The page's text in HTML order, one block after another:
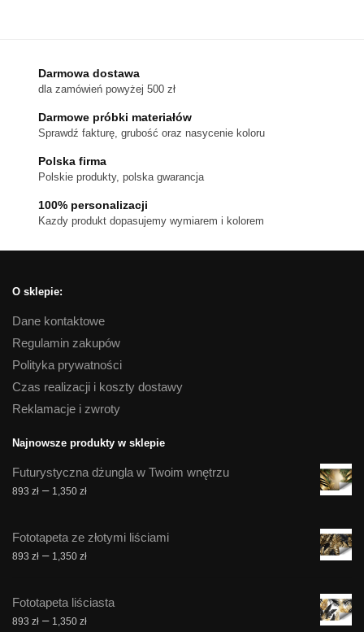
można
wybrać
na
produktu
Darmowa dostawa
dla zamówień powyżej 500 zł
Darmowe próbki materiałów
Sprawdź fakturę, grubość oraz nasycenie koloru
Polska firma
Polskie produkty, polska gwarancja
100% personalizacji
Kazdy produkt dopasujemy wymiarem i kolorem
O sklepie:
Dane kontaktowe
Regulamin zakupów
Polityka prywatności
Czas realizacji i koszty dostawy
Reklamacje i zwroty
Najnowsze produkty w sklepie
Futurystyczna dżungla w Twoim wnętrzu
893 zł – 1,350 złZakres
893 zł
do
Fototapeta ze złotymi liściami
893 zł – 1,350 złZakres
893 zł
do
Fototapeta liściasta
893 zł – 1,350 złZakres